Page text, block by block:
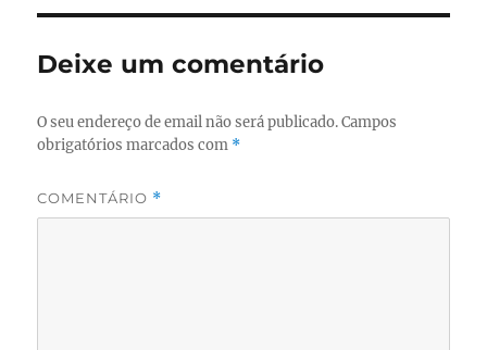
Deixe um comentário
O seu endereço de email não será publicado. Campos
obrigatórios marcados com *
COMENTÁRIO *